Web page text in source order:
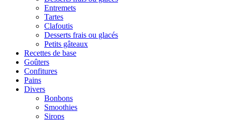
Entremets
Tartes
Clafoutis
Desserts frais ou glacés
Petits gâteaux
Recettes de base
Goûters
Confitures
Pains
Divers
Bonbons
Smoothies
Sirops